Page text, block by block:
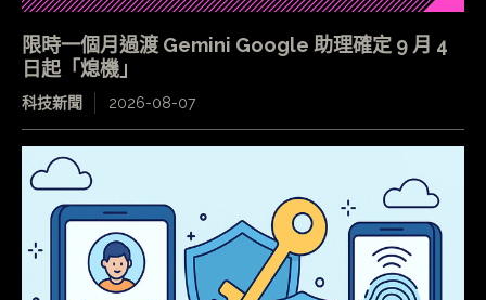
限時一個月過渡 Gemini Google 助理確定 9 月 4
日起「熄機」
科技新聞 2026-08-07